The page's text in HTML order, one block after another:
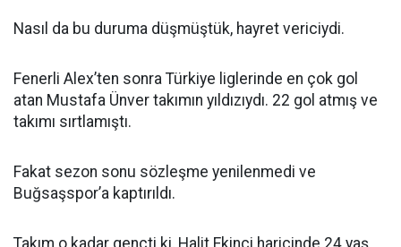
Nasıl da bu duruma düşmüştük, hayret vericiydi.
Fenerli Alex’ten sonra Türkiye liglerinde en çok gol
atan Mustafa Ünver takımın yıldızıydı. 22 gol atmış ve
takımı sırtlamıştı.
Fakat sezon sonu sözleşme yenilenmedi ve
Buğsaşspor’a kaptırıldı.
Takım o kadar gençti ki, Halit Ekinci haricinde 24 yaş